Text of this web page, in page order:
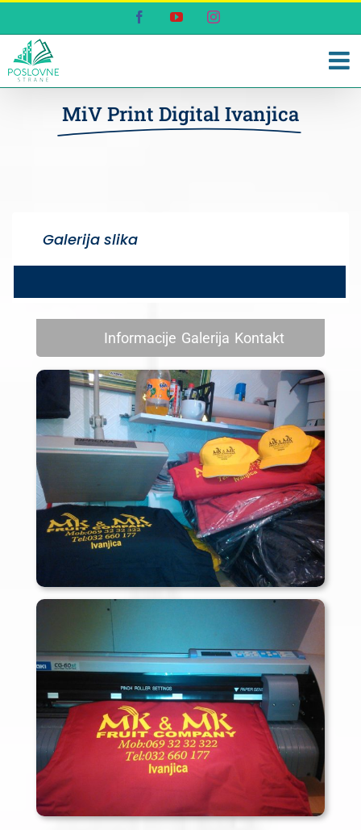
content
FacebookYouTubeInstagram
MiV Print Digital Ivanjica
Galerija slika
Informacije Galerija Kontakt